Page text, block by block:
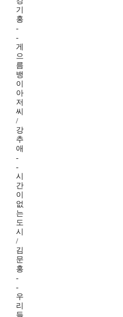
기
홍
-
-
게
으
름
뱅
이
아
저
씨
/
강
추
애
-
-
시
간
이
없
는
도
시
/
김
문
홍
-
-
우
리
들